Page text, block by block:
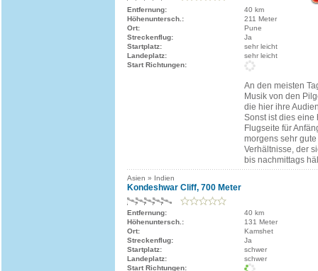
Entfernung:
40 km
Höhenuntersch.:
211 Meter
Ort:
Pune
Streckenflug:
Ja
Startplatz:
sehr leicht
Landeplatz:
sehr leicht
Start Richtungen:
An den meisten
Musik von den
die hier ihre
Sonst ist dies eine
Flugseite für
morgens sehr
Verhältnisse, der
bis nachmittags
Asien » Indien
Kondeshwar Cliff, 700 Meter
Entfernung:
40 km
Höhenuntersch.:
131 Meter
Ort:
Kamshet
Streckenflug:
Ja
Startplatz:
schwer
Landeplatz:
schwer
Start Richtungen: